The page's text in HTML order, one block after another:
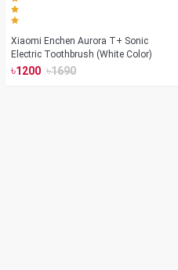
Xiaomi Enchen Aurora T+ Sonic
Electric Toothbrush (White Color)
৳1200 ৳1690